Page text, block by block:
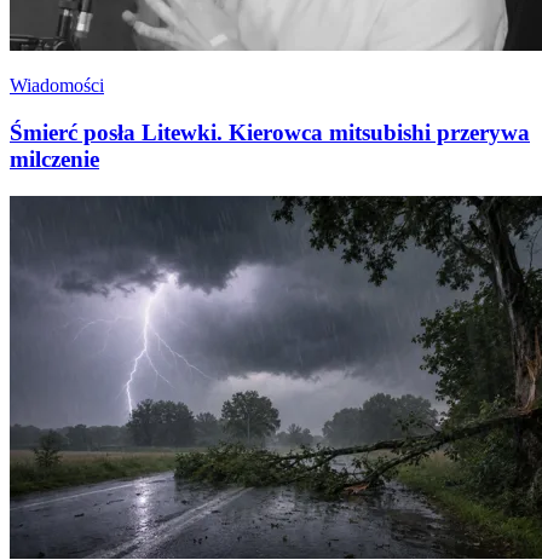
Wiadomości
Śmierć posła Litewki. Kierowca mitsubishi przerywa
milczenie